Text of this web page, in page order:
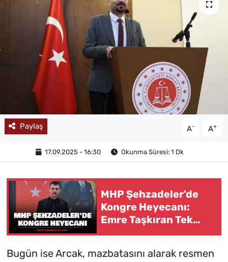
Paylaş A- A+
17.09.2025 - 16:30 Okunma Süresi: 1 Dk
MHP Şehzadeler'de
Kongre Heyecanı:
Emre Taşkıran Tek
Aday
Bugün ise Arcak, mazbatasını alarak resmen
MAGAZİN